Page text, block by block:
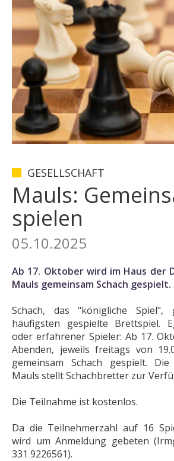
GESELLSCHAFT
Mauls:
spielen
05.10.2025
Ab 17. Oktober wird im Haus der
Mauls gemeinsam Schach gespielt.
Schach, das "königliche
häufigsten gespielte Brettspiel.
oder erfahrener Spieler: Ab 17.
Abenden, jeweils freitags von
gemeinsam Schach gespielt. Die
Mauls stellt Schachbretter zur
Die Teilnahme ist kostenlos.
Da die Teilnehmerzahl auf 16
wird um Anmeldung gebeten
331 9226561).